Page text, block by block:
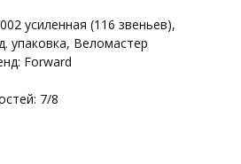
усиленная (116 звеньев),
упаковка, Веломастер
Forward
7/8